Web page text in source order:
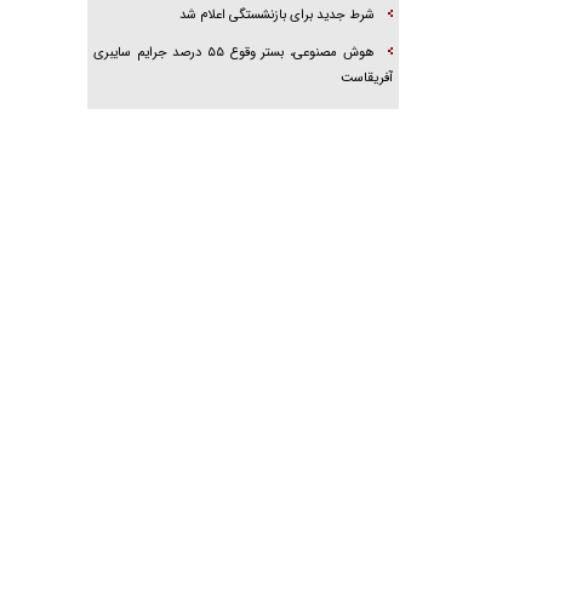
شرط جدید برای بازنشستگی اعلام شد
هوش مصنوعی، بستر وقوع ۵۵ درصد جرایم سایبری
آفریقاست